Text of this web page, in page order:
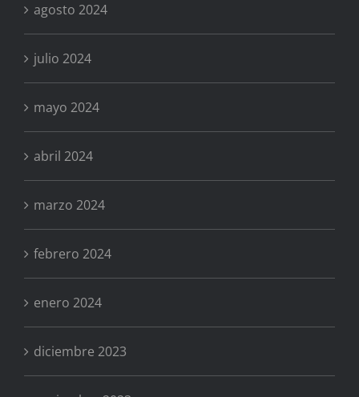
agosto 2024
julio 2024
mayo 2024
abril 2024
marzo 2024
febrero 2024
enero 2024
diciembre 2023